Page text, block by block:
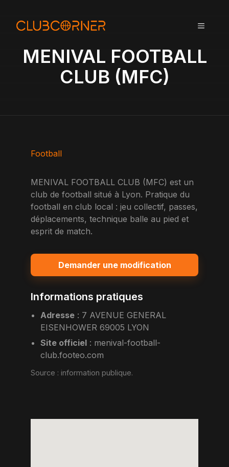
MENU
MENIVAL FOOTBALL
CLUB (MFC)
Football
MENIVAL FOOTBALL CLUB (MFC) est un
club de football situé à Lyon. Pratique du
football en club local : jeu collectif, passes,
déplacements, technique balle au pied et
esprit de match.
Demander une modification
Informations pratiques
Adresse : 7 AVENUE GENERAL
EISENHOWER 69005 LYON
Site officiel : menival-football-
club.footeo.com
Source : information publique.